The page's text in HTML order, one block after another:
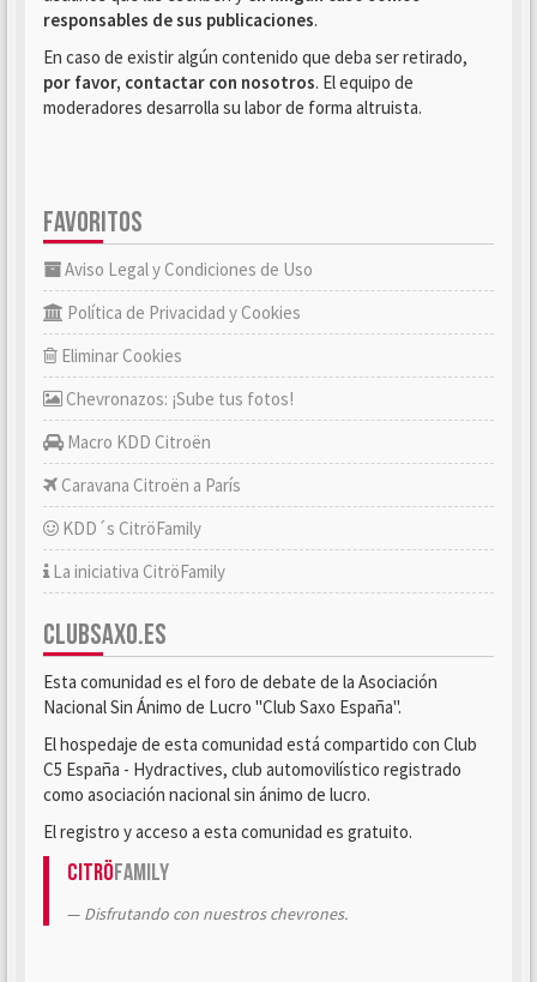
responsables de sus publicaciones.
En caso de existir algún contenido que deba ser retirado,
por favor, contactar con nosotros. El equipo de
moderadores desarrolla su labor de forma altruista.
FAVORITOS
Aviso Legal y Condiciones de Uso
Política de Privacidad y Cookies
Eliminar Cookies
Chevronazos: ¡Sube tus fotos!
Macro KDD Citroën
Caravana Citroën a París
KDD´s CitröFamily
La iniciativa CitröFamily
CLUBSAXO.ES
Esta comunidad es el foro de debate de la Asociación
Nacional Sin Ánimo de Lucro "Club Saxo España".
El hospedaje de esta comunidad está compartido con Club
C5 España - Hydractives, club automovilístico registrado
como asociación nacional sin ánimo de lucro.
El registro y acceso a esta comunidad es gratuito.
CitröFamily
Disfrutando con nuestros chevrones.